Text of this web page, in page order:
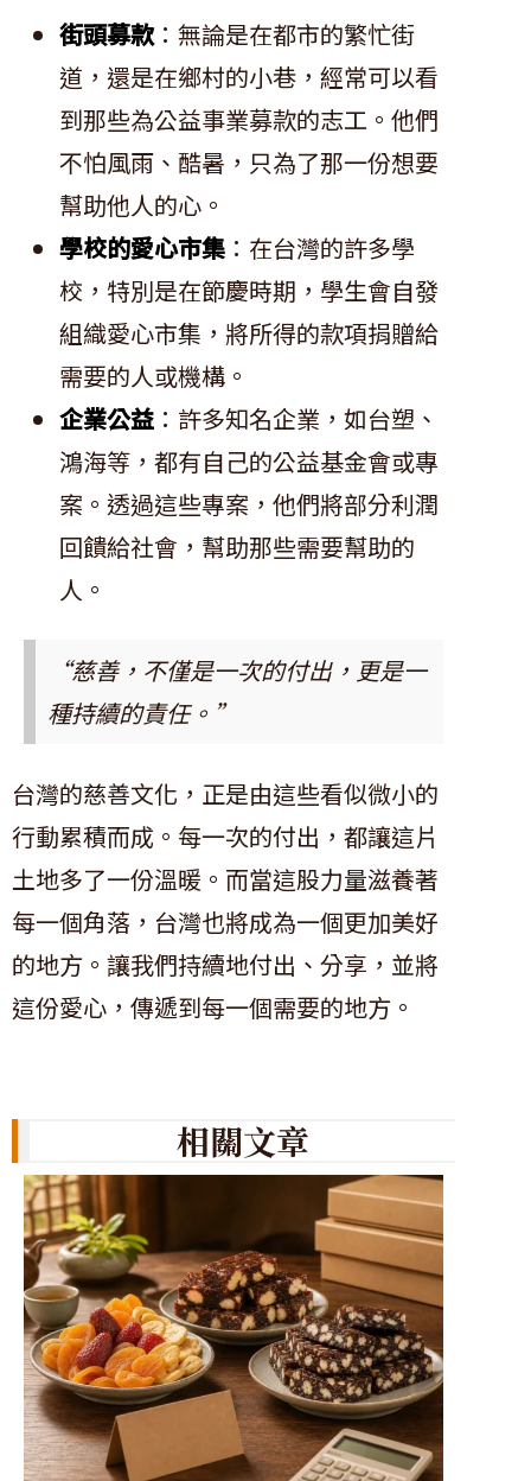
街頭募款：無論是在都市的繁忙街
道，還是在鄉村的小巷，經常可以看
到那些為公益事業募款的志工。他們
不怕風雨、酷暑，只為了那一份想要
幫助他人的心。
學校的愛心市集 ：在台灣的許多學
校，特別是在節慶時期，學生會自發
組織愛心市集，將所得的款項捐贈給
需要的人或機構。
企業公益 ：許多知名企業，如台塑、
鴻海等，都有自己的公益基金會或專
案。透過這些專案，他們將部分利潤
回饋給社會，幫助那些需要幫助的
人。
“慈善，不僅是一次的付出，更是一
種持續的責任。”
台灣的慈善文化，正是由這些看似微小的
行動累積而成。每一次的付出，都讓這片
土地多了一份溫暖。而當這股力量滋養著
每一個角落，台灣也將成為一個更加美好
的地方。讓我們持續地付出、分享，並將
這份愛心，傳遞到每一個需要的地方。
相關文章